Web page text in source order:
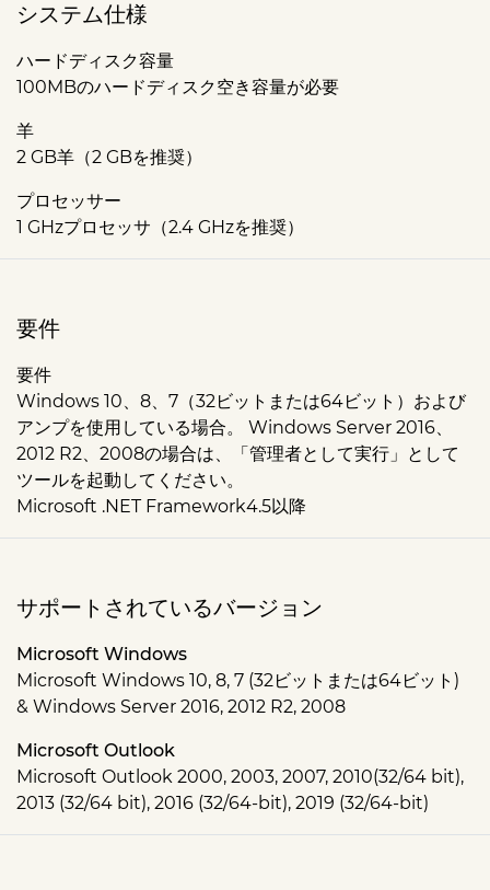
システム仕様
ハードディスク容量
100MBのハードディスク空き容量が必要
羊
2 GB羊（2 GBを推奨）
プロセッサー
1 GHzプロセッサ（2.4 GHzを推奨）
要件
要件
Windows 10、8、7（32ビットまたは64ビット）および
アンプを使用している場合。 Windows Server 2016、
2012 R2、2008の場合は、
「管理者として実行」 として
ツールを起動してください。
Microsoft .NET Framework4.5以降
サポートされているバージョン
Microsoft Windows
Microsoft Windows 10, 8, 7 (32ビットまたは64ビット)
& Windows Server 2016, 2012 R2, 2008
Microsoft Outlook
Microsoft Outlook 2000, 2003, 2007, 2010(32/64 bit),
2013 (32/64 bit), 2016 (32/64-bit), 2019 (32/64-bit)